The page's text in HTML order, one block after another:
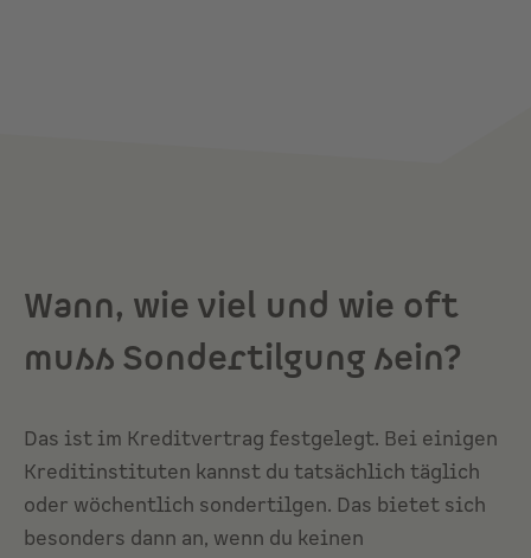
Wann, wie viel und wie oft
muss Sondertilgung sein?
Das ist im Kreditvertrag festgelegt. Bei einigen
Kreditinstituten kannst du tatsächlich täglich
oder wöchentlich sondertilgen. Das bietet sich
besonders dann an, wenn du keinen